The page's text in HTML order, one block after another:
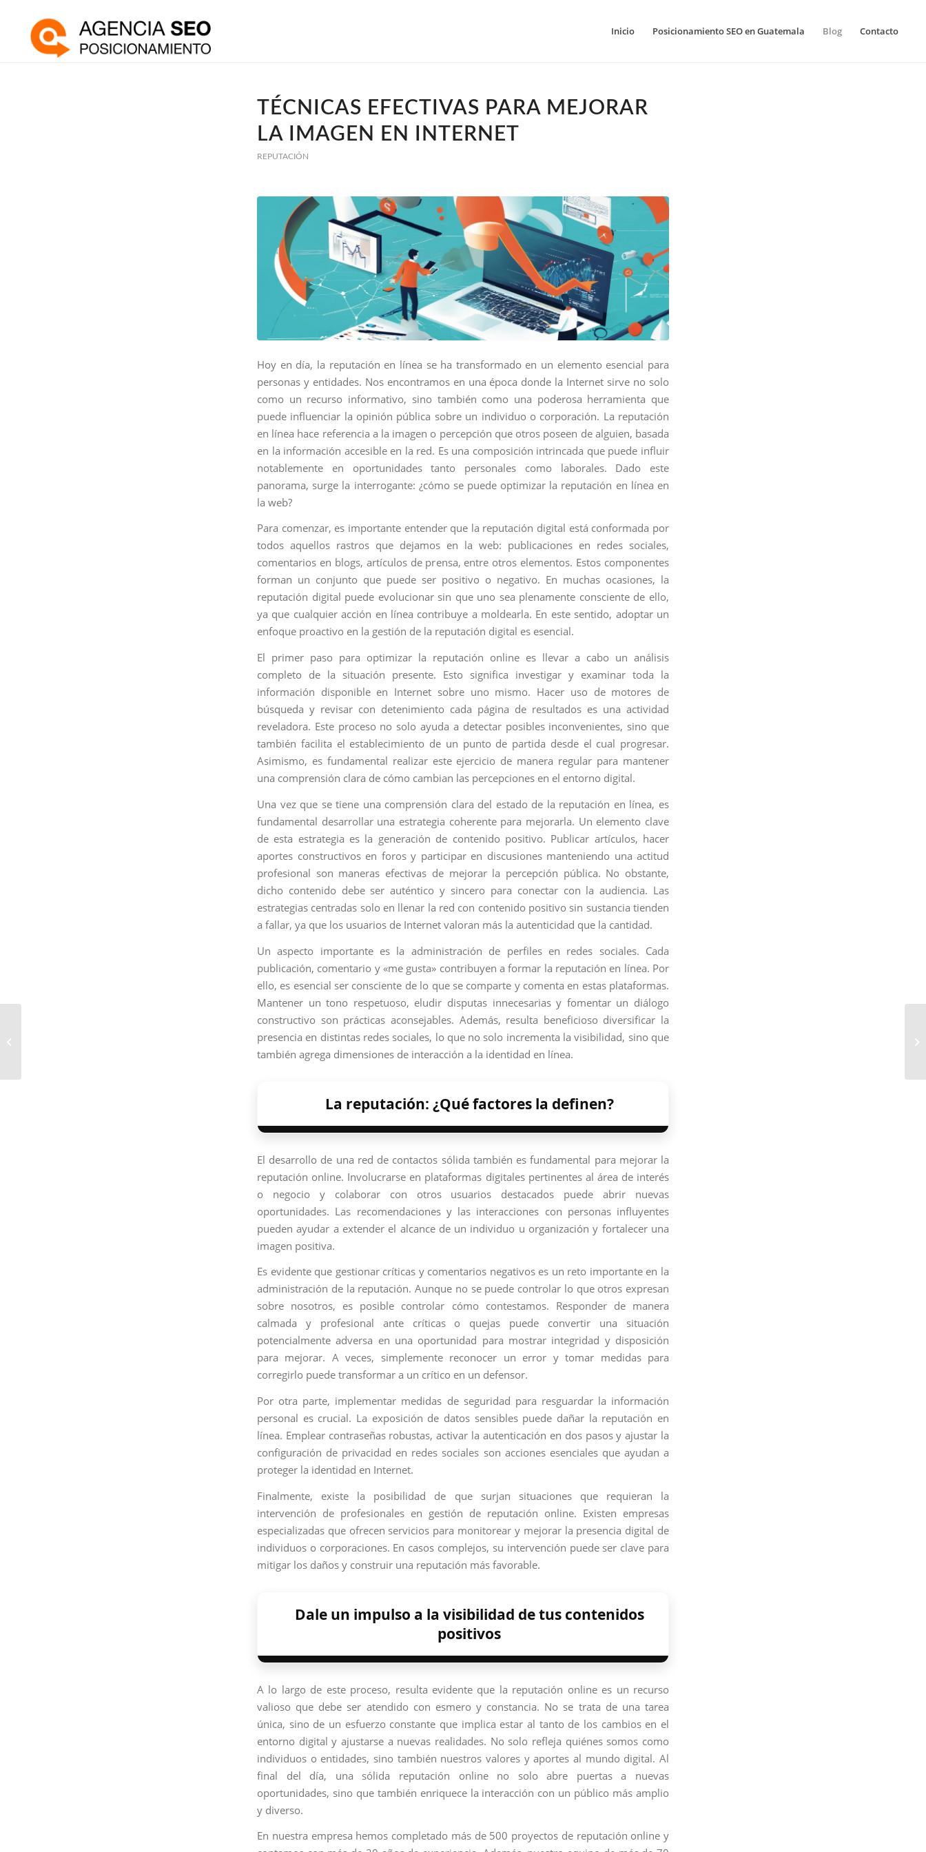
Inicio Posicionamiento SEO en Guatemala Blog Contacto
TÉCNICAS EFECTIVAS PARA MEJORAR
LA IMAGEN EN INTERNET
REPUTACIÓN
Hoy en día, la reputación en línea se ha transformado en un elemento esencial para
personas y entidades. Nos encontramos en una época donde la Internet sirve no solo
como un recurso informativo, sino también como una poderosa herramienta que
puede influenciar la opinión pública sobre un individuo o corporación. La reputación
en línea hace referencia a la imagen o percepción que otros poseen de alguien, basada
en la información accesible en la red. Es una composición intrincada que puede influir
notablemente en oportunidades tanto personales como laborales. Dado este
panorama, surge la interrogante: ¿cómo se puede optimizar la reputación en línea en
la web?
Para comenzar, es importante entender que la reputación digital está conformada por
todos aquellos rastros que dejamos en la web: publicaciones en redes sociales,
comentarios en blogs, artículos de prensa, entre otros elementos. Estos componentes
forman un conjunto que puede ser positivo o negativo. En muchas ocasiones, la
reputación digital puede evolucionar sin que uno sea plenamente consciente de ello,
ya que cualquier acción en línea contribuye a moldearla. En este sentido, adoptar un
enfoque proactivo en la gestión de la reputación digital es esencial.
El primer paso para optimizar la reputación online es llevar a cabo un análisis
completo de la situación presente. Esto significa investigar y examinar toda la
información disponible en Internet sobre uno mismo. Hacer uso de motores de
búsqueda y revisar con detenimiento cada página de resultados es una actividad
reveladora. Este proceso no solo ayuda a detectar posibles inconvenientes, sino que
también facilita el establecimiento de un punto de partida desde el cual progresar.
Asimismo, es fundamental realizar este ejercicio de manera regular para mantener
una comprensión clara de cómo cambian las percepciones en el entorno digital.
Una vez que se tiene una comprensión clara del estado de la reputación en línea, es
fundamental desarrollar una estrategia coherente para mejorarla. Un elemento clave
de esta estrategia es la generación de contenido positivo. Publicar artículos, hacer
aportes constructivos en foros y participar en discusiones manteniendo una actitud
profesional son maneras efectivas de mejorar la percepción pública. No obstante,
dicho contenido debe ser auténtico y sincero para conectar con la audiencia. Las
estrategias centradas solo en llenar la red con contenido positivo sin sustancia tienden
a fallar, ya que los usuarios de Internet valoran más la autenticidad que la cantidad.
Un aspecto importante es la administración de perfiles en redes sociales. Cada
publicación, comentario y «me gusta» contribuyen a formar la reputación en línea. Por
ello, es esencial ser consciente de lo que se comparte y comenta en estas plataformas.
Mantener un tono respetuoso, eludir disputas innecesarias y fomentar un diálogo
constructivo son prácticas aconsejables. Además, resulta beneficioso diversificar la
presencia en distintas redes sociales, lo que no solo incrementa la visibilidad, sino que
también agrega dimensiones de interacción a la identidad en línea.
La reputación: ¿Qué factores la definen?
El desarrollo de una red de contactos sólida también es fundamental para mejorar la
reputación online. Involucrarse en plataformas digitales pertinentes al área de interés
o negocio y colaborar con otros usuarios destacados puede abrir nuevas
oportunidades. Las recomendaciones y las interacciones con personas influyentes
pueden ayudar a extender el alcance de un individuo u organización y fortalecer una
imagen positiva.
Es evidente que gestionar críticas y comentarios negativos es un reto importante en la
administración de la reputación. Aunque no se puede controlar lo que otros expresan
sobre nosotros, es posible controlar cómo contestamos. Responder de manera
calmada y profesional ante críticas o quejas puede convertir una situación
potencialmente adversa en una oportunidad para mostrar integridad y disposición
para mejorar. A veces, simplemente reconocer un error y tomar medidas para
corregirlo puede transformar a un crítico en un defensor.
Por otra parte, implementar medidas de seguridad para resguardar la información
personal es crucial. La exposición de datos sensibles puede dañar la reputación en
línea. Emplear contraseñas robustas, activar la autenticación en dos pasos y ajustar la
configuración de privacidad en redes sociales son acciones esenciales que ayudan a
proteger la identidad en Internet.
Finalmente, existe la posibilidad de que surjan situaciones que requieran la
intervención de profesionales en gestión de reputación online. Existen empresas
especializadas que ofrecen servicios para monitorear y mejorar la presencia digital de
individuos o corporaciones. En casos complejos, su intervención puede ser clave para
mitigar los daños y construir una reputación más favorable.
Dale un impulso a la visibilidad de tus contenidos
positivos
A lo largo de este proceso, resulta evidente que la reputación online es un recurso
valioso que debe ser atendido con esmero y constancia. No se trata de una tarea
única, sino de un esfuerzo constante que implica estar al tanto de los cambios en el
entorno digital y ajustarse a nuevas realidades. No solo refleja quiénes somos como
individuos o entidades, sino también nuestros valores y aportes al mundo digital. Al
final del día, una sólida reputación online no solo abre puertas a nuevas
oportunidades, sino que también enriquece la interacción con un público más amplio
y diverso.
En nuestra empresa hemos completado más de 500 proyectos de reputación online y